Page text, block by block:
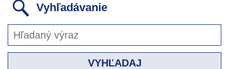
Vyhľadávanie
VYHĽADAJ